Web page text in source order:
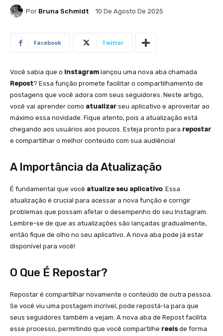
Por Bruna Schmidt 10 De Agosto De 2025
Facebook Twitter
Você sabia que o Instagram lançou uma nova aba chamada
Repost? Essa função promete facilitar o compartilhamento de
postagens que você adora com seus seguidores. Neste artigo,
você vai aprender como atualizar seu aplicativo e aproveitar ao
máximo essa novidade. Fique atento, pois a atualização está
chegando aos usuários aos poucos. Esteja pronto para repostar
e compartilhar o melhor conteúdo com sua audiência!
A Importância da Atualização
É fundamental que você atualize seu aplicativo. Essa
atualização é crucial para acessar a nova função e corrigir
problemas que possam afetar o desempenho do seu Instagram.
Lembre-se de que as atualizações são lançadas gradualmente,
então fique de olho no seu aplicativo. A nova aba pode já estar
disponível para você!
O Que É Repostar?
Repostar é compartilhar novamente o conteúdo de outra pessoa.
Se você viu uma postagem incrível, pode repostá-la para que
seus seguidores também a vejam. A nova aba de Repost facilita
esse processo, permitindo que você compartilhe reelsde forma